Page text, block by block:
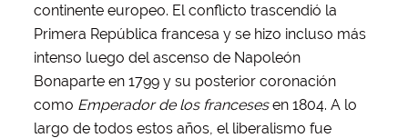
continente europeo. El conflicto trascendió la
Primera República francesa y se hizo incluso más
intenso luego del ascenso de Napoleón
Bonaparte en 1799 y su posterior coronación
como Emperador de los francesesen 1804. A lo
largo de todos estos años, el liberalismo fue